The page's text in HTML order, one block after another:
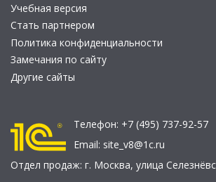
Учебная версия
Стать партнером
Политика конфиденциальности
Замечания по сайту
Другие сайты
Телефон: +7 (495) 737-92-57
Email: site_v8@1c.ru
Отдел продаж: г. Москва, улица